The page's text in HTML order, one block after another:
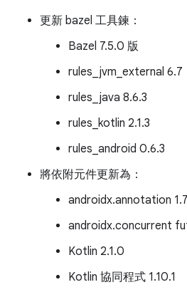
更新 bazel 工具鍊：
Bazel 7.5.0 版
rules_jvm_external 6.7
rules_java 8.6.3
rules_kotlin 2.1.3
rules_android 0.6.3
將依附元件更新為：
androidx.annotation
androidx.concurrent
Kotlin 2.1.0
Kotlin 協同程式 1.10.1